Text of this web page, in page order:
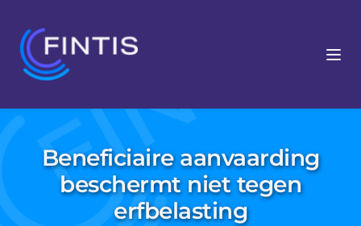
Beneficiaire aanvaarding
beschermt niet tegen
erfbelasting